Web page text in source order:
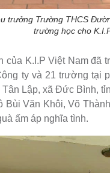
trưởng Trường THCS
trường học cho
của K.I.P Việt Nam đã
ty và 21 trường tại
Lập, xã Đức Bình,
Bùi Văn Khôi, Võ
ấm áp nghĩa tình.